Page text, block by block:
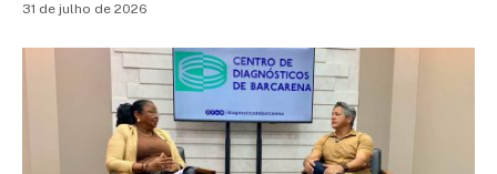
31 de julho de 2026